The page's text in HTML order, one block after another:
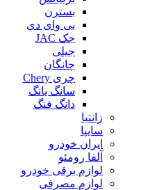
بسترن
بی وای دی
جک JAC
جیلی
چانگان
چری Chery
سانگ یانگ
دانگ فنگ
زانتیا
سایپا
ایران خودرو
آلفا رومئو
لوازم برقی خودرو
لوازم مصرفی